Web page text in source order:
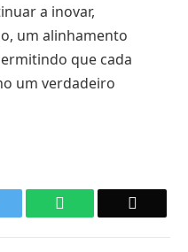
a inovar,
um alinhamento
que cada
um verdadeiro
WhatsApp